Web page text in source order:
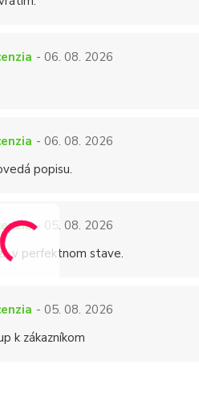
- 06. 08. 2026
- 06. 08. 2026
popisu.
- 05. 08. 2026
v perfektnom stave.
- 05. 08. 2026
k zákazníkom